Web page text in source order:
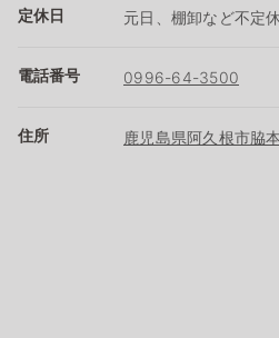
定休日 元日、棚卸など不定休
電話番号 0996-64-3500
住所 鹿児島県阿久根市脇